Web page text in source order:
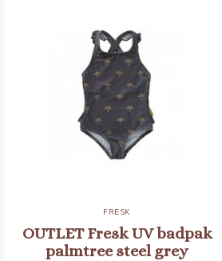
FRESK
OUTLET Fresk UV badpak
palmtree steel grey